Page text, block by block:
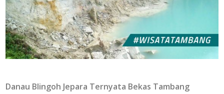
Danau Blingoh Jepara Ternyata Bekas Tambang